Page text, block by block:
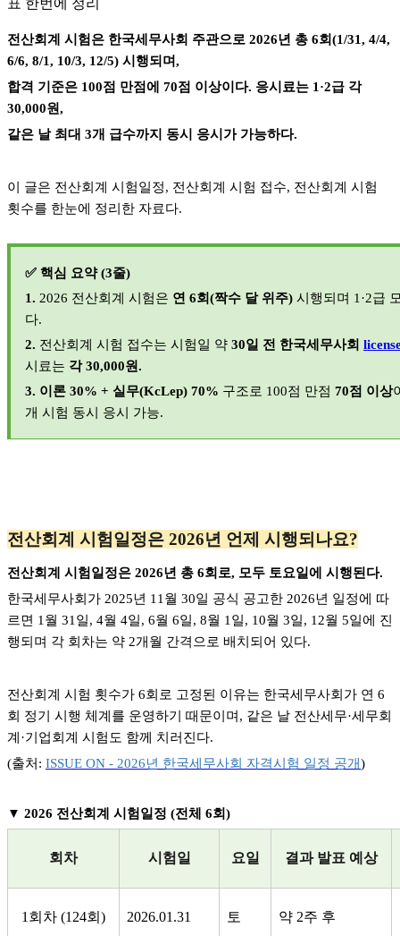
전산회계 시험은 한국세무사회 주관으로 2026년 총 6회(1/31, 4/4,
6/6, 8/1, 10/3, 12/5) 시행되며,
합격 기준은 100점 만점에 70점 이상이다. 응시료는 1·2급 각
30,000원,
같은 날 최대 3개 급수까지 동시 응시가 가능하다.
이 글은 전산회계 시험일정, 전산회계 시험 접수, 전산회계 시험
횟수를 한눈에 정리한 자료다.
✅ 핵심 요약 (3줄)
1. 2026 전산회계 시험은 연 6회(짝수 달 위주) 시행되며 1·2급
다.
2. 전산회계 시험 접수는 시험일 약 30일 전 한국세무사회
시료는 각 30,000원.
3. 이론 30% + 실무(KcLep) 70% 구조로 100점 만점 70점 이상
개 시험 동시 응시 가능.
전산회계 시험일정은 2026년 언제 시행되나요?
전산회계 시험일정은 2026년 총 6회로, 모두 토요일에 시행된다.
한국세무사회가 2025년 11월 30일 공식 공고한 2026년 일정에 따
르면 1월 31일, 4월 4일, 6월 6일, 8월 1일, 10월 3일, 12월 5일에 진
행되며 각 회차는 약 2개월 간격으로 배치되어 있다.
전산회계 시험 횟수가 6회로 고정된 이유는 한국세무사회가 연 6
회 정기 시행 체계를 운영하기 때문이며, 같은 날 전산세무·세무회
계·기업회계 시험도 함께 치러진다.
(출처: ISSUE ON - 2026년 한국세무사회 자격시험 일정 공개)
▼ 2026 전산회계 시험일정 (전체 6회)
회차 시험일 요일 결과 발표 예상
1회차 (124회) 2026.01.31 토 약 2주 후